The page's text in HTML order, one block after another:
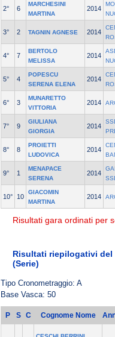
2° 6
MARCHESINI
MARTINA
2014
3° 2 TAGNIN AGNESE 2014
4° 7
BERTOLO
MELISSA
2014
5° 4
POPESCU
SERENA ELENA
2014
6° 3
MUNARETTO
VITTORIA
2014
7° 9
GIULIANA
GIORGIA
2014
8° 8
PROIETTI
LUDOVICA
2014
9° 1
MENAPACE
SERENA
2014
10° 10
GIACOMIN
MARTINA
2014
Risultati gara ordinati per
Risultati riepilogativi del
(Serie)
Tipo Cronometraggio: A
Base Vasca: 50
P S C Cognome Nome